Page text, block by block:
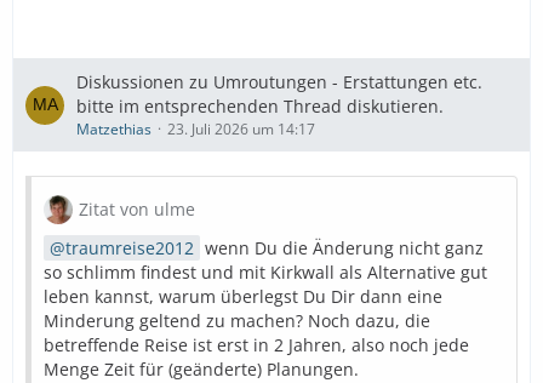
Diskussionen zu Umroutungen - Erstattungen etc.
bitte im entsprechenden Thread diskutieren.
Matzethias 23. Juli 2026 um 14:17
Zitat von ulme
traumreise2012 wenn Du die Änderung nicht ganz
so schlimm findest und mit Kirkwall als Alternative gut
leben kannst, warum überlegst Du Dir dann eine
Minderung geltend zu machen? Noch dazu, die
betreffende Reise ist erst in 2 Jahren, also noch jede
Menge Zeit für (geänderte) Planungen.